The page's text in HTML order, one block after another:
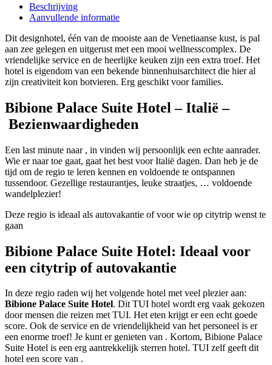
Beschrijving
Aanvullende informatie
Dit designhotel, één van de mooiste aan de Venetiaanse kust, is pal
aan zee gelegen en uitgerust met een mooi wellnesscomplex. De
vriendelijke service en de heerlijke keuken zijn een extra troef. Het
hotel is eigendom van een bekende binnenhuisarchitect die hier al
zijn creativiteit kon botvieren. Erg geschikt voor families.
Bibione Palace Suite Hotel – Italië –
Bezienwaardigheden
Een last minute naar , in vinden wij persoonlijk een echte aanrader.
Wie er naar toe gaat, gaat het best voor Italië dagen. Dan heb je de
tijd om de regio te leren kennen en voldoende te ontspannen
tussendoor. Gezellige restaurantjes, leuke straatjes, … voldoende
wandelplezier!
Deze regio is ideaal als autovakantie of voor wie op citytrip wenst te
gaan
Bibione Palace Suite Hotel: Ideaal voor
een citytrip of autovakantie
In deze regio raden wij het volgende hotel met veel plezier aan:
Bibione Palace Suite Hotel. Dit TUI hotel wordt erg vaak gekozen
door mensen die reizen met TUI. Het eten krijgt er een echt goede
score. Ook de service en de vriendelijkheid van het personeel is er
een enorme troef! Je kunt er genieten van . Kortom, Bibione Palace
Suite Hotel is een erg aantrekkelijk sterren hotel. TUI zelf geeft dit
hotel een score van .